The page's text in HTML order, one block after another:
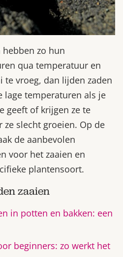
zo hun
qua temperatuur en
te vroeg, dan lijden zaden
lage temperaturen als je
geeft of krijgen ze te
slecht groeien. Op de
de aanbevolen
voor het zaaien en
plantensoort.
zaaien
in potten en bakken: een
beginners: zo werkt het